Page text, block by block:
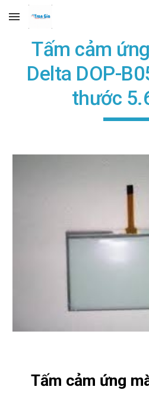
Skip to main content
Tấm cảm
Delta DOP-
thước
Tấm cảm ứng